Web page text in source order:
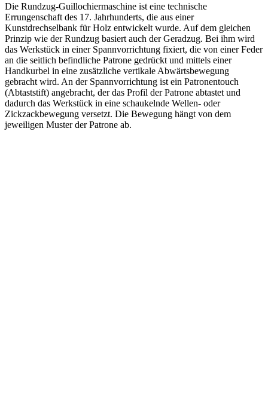
Die Rundzug-Guillochiermaschine ist eine technische
Errungenschaft des 17. Jahrhunderts, die aus einer
Kunstdrechselbank für Holz entwickelt wurde. Auf dem gleichen
Prinzip wie der Rundzug basiert auch der Geradzug. Bei ihm wird
das Werkstück in einer Spannvorrichtung fixiert, die von einer Feder
an die seitlich befindliche Patrone gedrückt und mittels einer
Handkurbel in eine zusätzliche vertikale Abwärtsbewegung
gebracht wird. An der Spannvorrichtung ist ein Patronentouch
(Abtaststift) angebracht, der das Profil der Patrone abtastet und
dadurch das Werkstück in eine schaukelnde Wellen- oder
Zickzackbewegung versetzt. Die Bewegung hängt von dem
jeweiligen Muster der Patrone ab.